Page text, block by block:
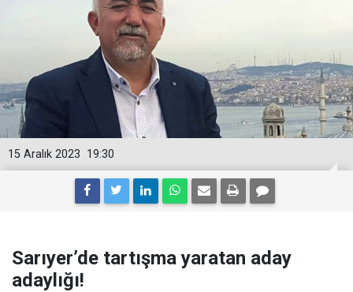
19:30
15 Aralık 2023
Sarıyer’de tartışma yaratan aday
adaylığı!